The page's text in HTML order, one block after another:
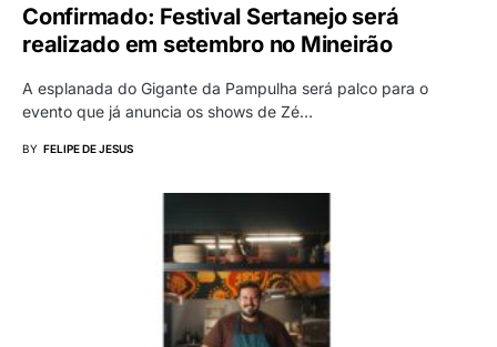
Confirmado: Festival Sertanejo será
realizado em setembro no Mineirão
A esplanada do Gigante da Pampulha será palco para o
evento que já anuncia os shows de Zé…
BY FELIPE DE JESUS